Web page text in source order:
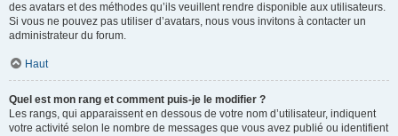
des avatars et des méthodes qu’ils veuillent rendre disponible aux utilisateurs.
Si vous ne pouvez pas utiliser d’avatars, nous vous invitons à contacter un
administrateur du forum.
Haut
Quel est mon rang et comment puis-je le modifier ?
Les rangs, qui apparaissent en dessous de votre nom d’utilisateur, indiquent
votre activité selon le nombre de messages que vous avez publié ou identifient